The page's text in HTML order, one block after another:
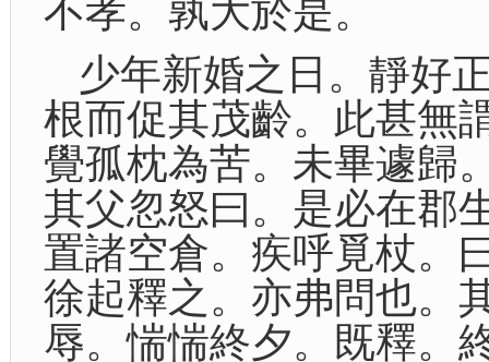
不孝。孰大於是。
少年新婚之日。靜好
根而促其茂齡。此甚無
覺孤枕為苦。未畢遽歸
其父忽怒曰。是必在郡
置諸空倉。疾呼覓杖。
徐起釋之。亦弗問也。
辱。惴惴終夕。既釋。